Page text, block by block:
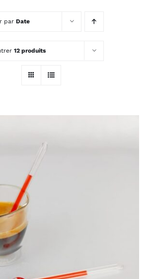
par Date
12 produits
ADD TO CART